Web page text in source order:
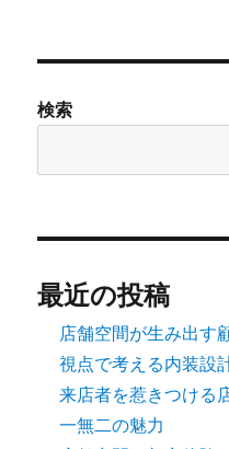
の
ペ
ー
ジ
送
り
検索
最近の投稿
店舗空間が生み出す
視点で考える内装設
来店者を惹きつける
一無二の魅力